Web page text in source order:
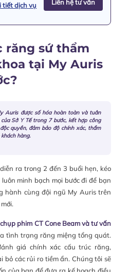
tiết dịch vụ Liên hệ tư vấn
răng sứ thẩm
tại My Auris
Auris được số hóa hoàn toàn và tuân
Sở Y Tế trong 7 bước, kết hợp công
quyền, đảm bảo độ chính xác, thẩm
hàng.
ra trong 2 đến 3 buổi hẹn, kéo
minh bạch mọi bước đi để bạn
hành cùng đội ngũ My Auris trên
phim CT Cone Beam và tư vấn
tình trạng răng miệng tổng quát.
giá chính xác cấu trúc răng,
bỏ các rủi ro tiềm ẩn. Chúng tôi sẽ
của bạn để đưa ra kế hoạch điều